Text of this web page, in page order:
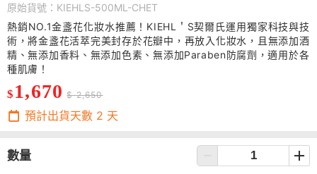
原始貨號：KIEHLS-500ML-CHET
熱銷NO.1金盞花化妝水推薦！KIEHL＇S契爾氏運用獨家科技與技
術，將金盞花活萃完美封存於花瓣中，再放入化妝水，且無添加酒
精、無添加香料、無添加色素、無添加Paraben防腐劑，適用於各
種肌膚！
$ 1,670 $ 2,650
預計出貨天數 2 天
數量